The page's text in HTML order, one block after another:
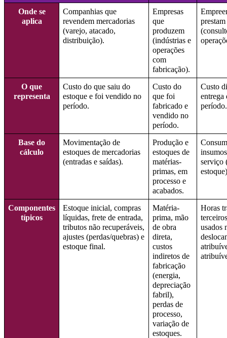
Onde se
aplica
Companhias que
revendem mercadorias
(varejo, atacado,
distribuição).
Empresas
que
produzem
(indústrias e
operações
com
fabricação).
O que
representa
Custo do que saiu do
estoque e foi vendido no
período.
Custo do
que foi
fabricado e
vendido no
período.
Custo
entrega
período.
Base do
cálculo
Movimentação de
estoques de mercadorias
(entradas e saídas).
Produção e
estoques de
matérias-
primas, em
processo e
acabados.
serviço
Componentes
típicos
Estoque inicial, compras
líquidas, frete de entrada,
tributos não recuperáveis,
ajustes (perdas/quebras) e
estoque final.
Matéria-
prima, mão
de obra
direta,
custos
indiretos de
fabricação
(energia,
depreciação
fabril),
perdas de
processo,
variação de
estoques.
Horas
usados